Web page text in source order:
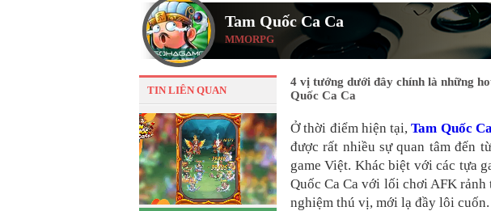
Tam Quốc Ca Ca
MMORPG
TIN LIÊN QUAN
4 vị tướng dưới đây chính là những
Quốc Ca Ca
Ở thời điểm hiện tại,Tam Quốc
được rất nhiều sự quan tâm đến
game Việt. Khác biệt với các tựa
Quốc Ca Ca với lối chơi AFK
nghiệm thú vị, mới lạ đầy lôi cuốn.